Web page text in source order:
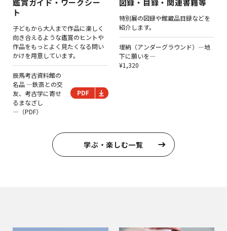
鑑賞ガイド・ワークシー
ト
子どもから大人まで作品に楽しく
向き合えるような鑑賞のヒントや
作品をもっとよく見たくなる問い
かけを用意しています。
辰馬考古資料館の
名品 ―鉄斎との交
友、考古学に寄せ
るまなざし
―（PDF）
図録・目録・関連書籍等
特別展の図録や館蔵品目録などを
紹介します。
埋納（アンダーグラウンド）―地
下に願いを―
¥1,320
学ぶ・楽しむ一覧